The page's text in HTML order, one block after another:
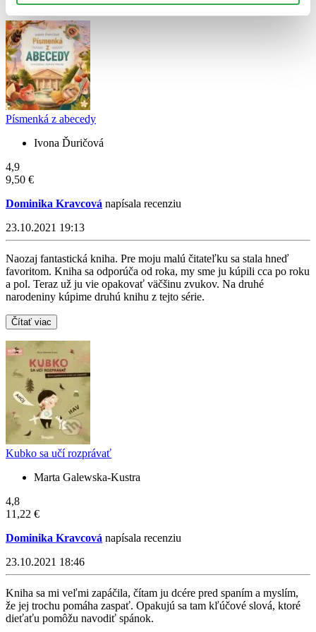
Písmenká z abecedy
Ivona Ďuričová
4,9
9,50 €
Dominika Kravcová napísala recenziu
23.10.2021 19:13
Naozaj fantastická kniha. Pre moju malú čitateľku sa stala hneď
favoritom. Kniha sa odporúča od roka, my sme ju kúpili cca po roku
a pol. Teraz už ju vie opakovať väčšinu zvukov. Na druhé
narodeniny kúpime druhú knihu z tejto série.
Čítať viac
Kubko sa učí rozprávať
Marta Galewska-Kustra
4,8
11,22 €
Dominika Kravcová napísala recenziu
23.10.2021 18:46
Kniha sa mi veľmi zapáčila, čítam ju dcére pred spaním a myslím,
že jej trochu pomáha zaspať. Opakujú sa tam kľúčové slová, ktoré
dieťaťu pomôžu navodiť spánok.